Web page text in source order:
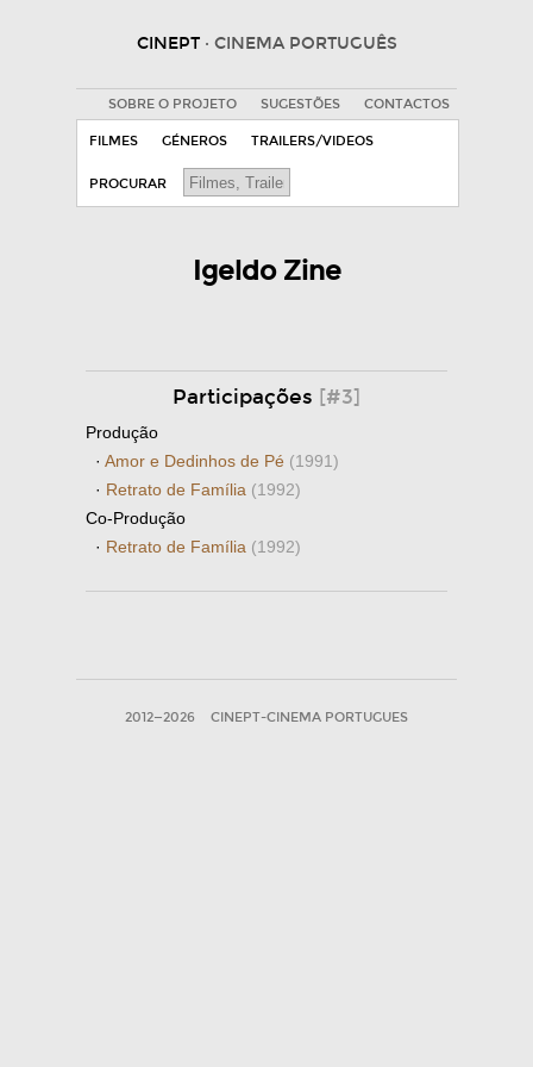
CINEPT · CINEMA PORTUGUÊS
SOBRE O PROJETO SUGESTÕES CONTACTOS
FILMES GÉNEROS TRAILERS/VIDEOS
PROCURAR
Igeldo Zine
Participações [#3]
Produção
· Amor e Dedinhos de Pé (1991)
· Retrato de Família (1992)
Co-Produção
· Retrato de Família (1992)
2012—2026 CINEPT-CINEMA PORTUGUES